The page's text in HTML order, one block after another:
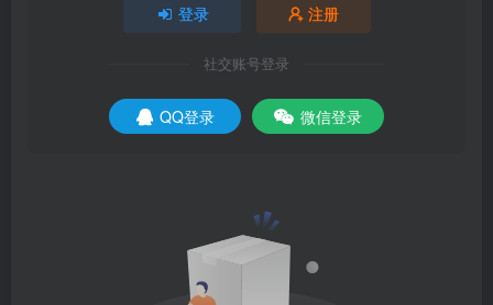
登录 注册
社交账号登录
QQ登录 微信登录